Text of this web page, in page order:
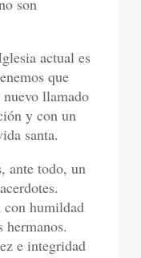
son
actual es
que
llamado
y con un
santa.
ante todo, un
con humildad
hermanos.
e integridad